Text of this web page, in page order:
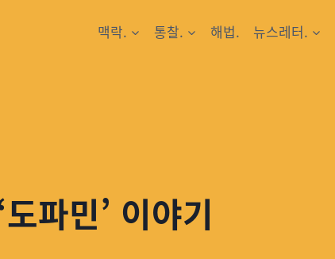
맥락. 통찰. 해법. 뉴스레터.
파민’ 이야기